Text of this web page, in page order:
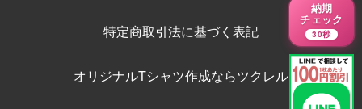
特定商取引法に基づく表記
オリジナルTシャツ作成ならツクレル
納期
チェック
30秒